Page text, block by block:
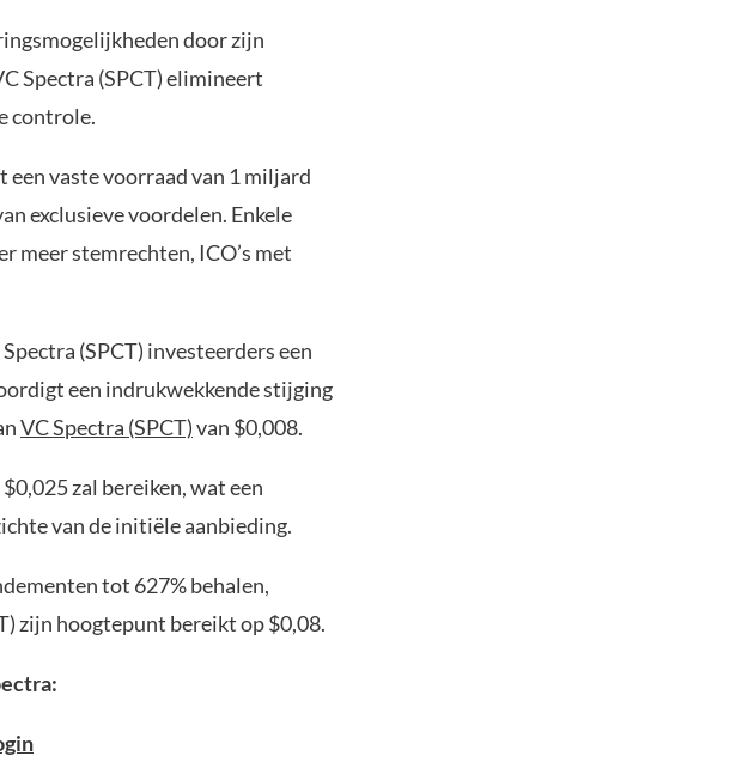
door zijn
Spectra (SPCT) elimineert
controle.
een vaste voorraad van 1 miljard
exclusieve voordelen. Enkele
meer stemrechten, ICO’s met
(SPCT) investeerders een
een indrukwekkende stijging
VC Spectra (SPCT)van $0,008.
zal bereiken, wat een
van de initiële aanbieding.
tot 627% behalen,
zijn hoogtepunt bereikt op $0,08.